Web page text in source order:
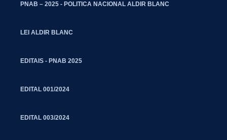
PNAB – 2025 - POLITICA NACIONAL ALDIR BLANC
LEI ALDIR BLANC
EDITAIS - PNAB 2025
EDITAL 001/2024
EDITAL 003/2024